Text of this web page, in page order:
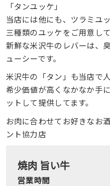
「タンユッケ」
当店には他にも、ツラミユ
三種類のユッケをご用意して
新鮮な米沢牛のレバーは、
ューシーです。
米沢牛の「タン」も当店で
希少価値が高くなかなか手
ットして提供してます。
お肉に合わせてお好きなお
ント協力店
焼肉 旨い牛
営業時間